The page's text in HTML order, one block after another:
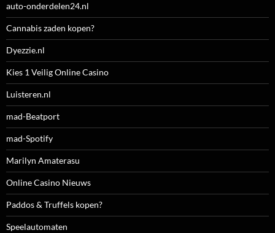
auto-onderdelen24.nl
Cannabis zaden kopen?
Dyezzie.nl
Kies 1 Veilig Online Casino
Luisteren.nl
mad-Beatport
mad-Spotify
Marilyn Amaterasu
Online Casino Nieuws
Paddos & Truffels kopen?
Speelautomaten